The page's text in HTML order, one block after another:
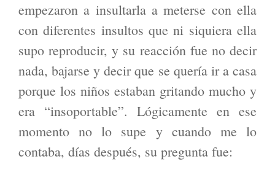
empezaron a insultarla a meterse con ella
con diferentes insultos que ni siquiera ella
supo reproducir, y su reacción fue no decir
nada, bajarse y decir que se quería ir a casa
porque los niños estaban gritando mucho y
era “insoportable”. Lógicamente en ese
momento no lo supe y cuando me lo
contaba, días después, su pregunta fue: